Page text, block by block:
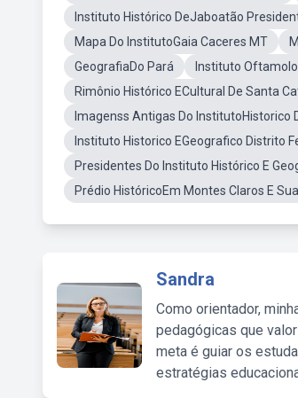
Instituto Histórico DeJaboatão
Mapa Do InstitutoGaia Caceres MT
GeografiaDo Pará
Instituto
Rimônio Histórico ECultural De Santa
Imagenss Antigas Do InstitutoHistorico
Instituto Historico EGeografico Distrito
Presidentes Do Instituto Histórico E
Prédio HistóricoEm Montes Claros E
Sandra
Como orientador,
pedagógicas que
meta é guiar os
estratégias